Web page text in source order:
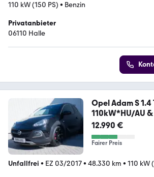
110 kW (150 PS) • Benzin
Privatanbieter
06110 Halle
Opel Adam S 1.4
110kW*HU/AU
12.990 €
Fairer Preis
Unfallfrei • EZ 03/2017• 48.330 km • 110 kW